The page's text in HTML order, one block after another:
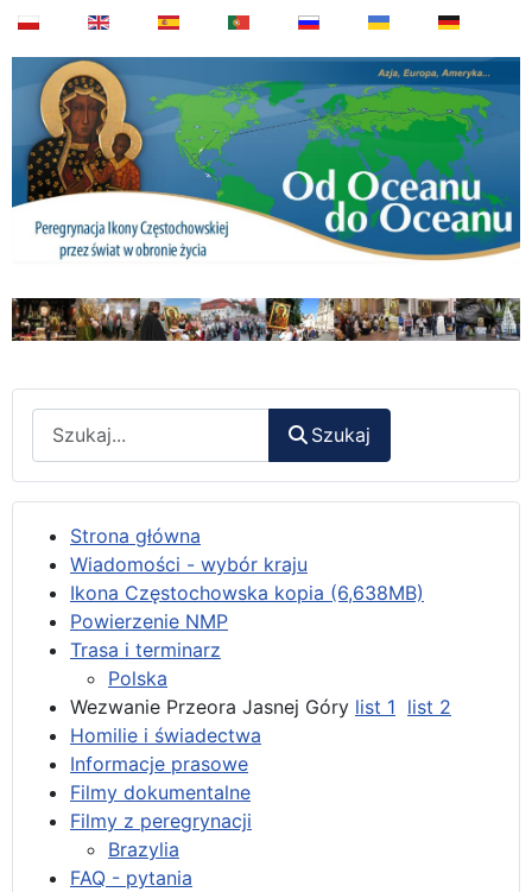
Szukaj
Strona główna
Wiadomości - wybór kraju
Ikona Częstochowska kopia (6,638MB)
Powierzenie NMP
Trasa i terminarz
Polska
Wezwanie Przeora Jasnej Góry list 1 list 2
Homilie i świadectwa
Informacje prasowe
Filmy dokumentalne
Filmy z peregrynacji
Brazylia
FAQ - pytania